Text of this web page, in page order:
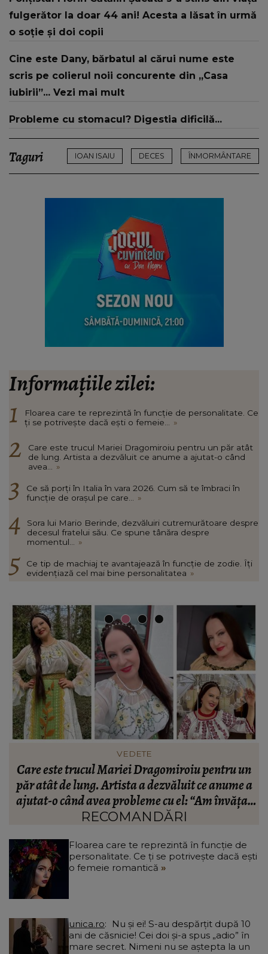
te iubesc pentru că..."
fulgerător la doar 44 ani! Acesta a lăsat în urmă
o soție și doi copii
Cine este Dany, bărbatul al cărui nume este
scris pe colierul noii concurente din „Casa
iubirii”... Vezi mai mult
Probleme cu stomacul? Digestia dificilă...
Taguri IOAN ISAIU DECES ÎNMORMÂNTARE
Informațiile zilei:
Floarea care te reprezintă în funcție de personalitate. Ce
ți se potrivește dacă ești o femeie...
»
Care este trucul Mariei Dragomiroiu pentru un păr atât
de lung. Artista a dezvăluit ce anume a ajutat-o când
avea...
»
Ce să porți în Italia în vara 2026. Cum să te îmbraci în
funcție de orașul pe care...
»
Sora lui Mario Berinde, dezvăluiri cutremurătoare despre
decesul fratelui său. Ce spune tânăra despre
momentul...
»
Ce tip de machiaj te avantajează în funcție de zodie. Îți
evidențiază cel mai bine personalitatea »
FASHION
Ce să porți în Italia în vara 2026. Cum să te
îmbraci în funcție de orașul pe care îl vizitezi
RECOMANDĂRI
Floarea care te reprezintă în funcție de
personalitate. Ce ți se potrivește dacă ești
o femeie romantică
unica.ro
ani de căsnicie! Cei doi și-a spus „adio” în
mare secret. Nimeni nu se aștepta la un